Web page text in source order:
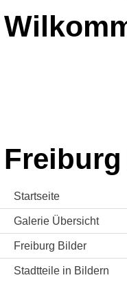
Startseite
Galerie Übersicht
Freiburg Bilder
Stadtteile in Bildern